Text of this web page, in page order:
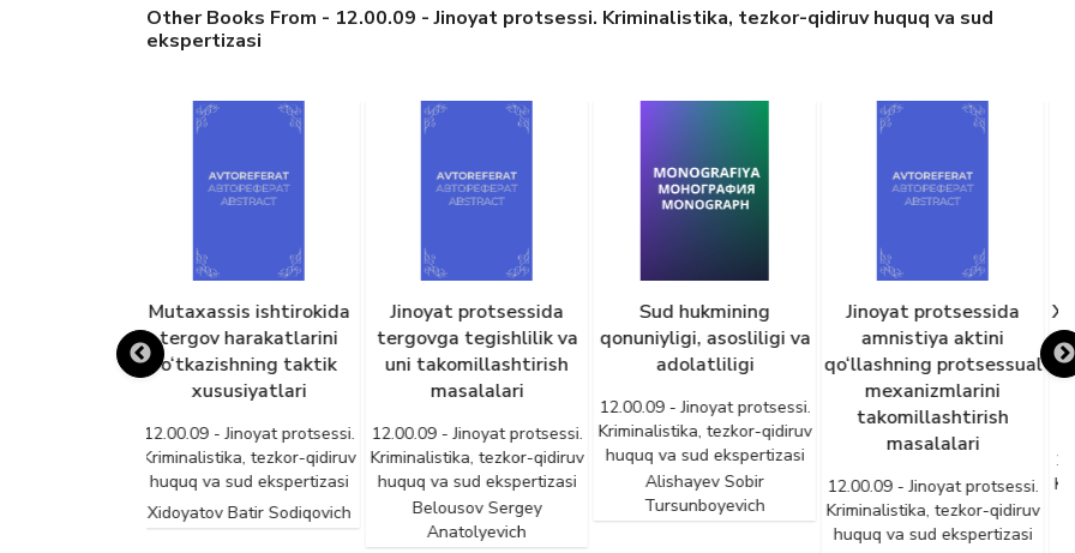
Other Books From - 12.00.09 - Jinoyat protsessi. Kriminalistika, tezkor-qidiruv huquq va sud
ekspertizasi
taktik
Jinoyat protsessida
tergovga tegishlilik va
uni takomillashtirish
masalalari
12.00.09 - Jinoyat protsessi.
Kriminalistika, tezkor-qidiruv
huquq va sud ekspertizasi
Belousov Sergey
Anatolyevich
Sud hukmining
qonuniyligi, asosliligi va
adolatliligi
Kriminalistika, tezkor-qidiruv
huquq va sud ekspertizasi
Alishayev Sobir
Tursunboyevich
Jinoyat protsessida
amnistiya aktini
qo‘llashning protsessual
takomillashtirish
masalalari
12.00.09 - Jinoyat protsessi.
Kriminalistika, tezkor-qidiruv
Xorijga chiqarilgan jinoiy
daromadlarni
O‘zbekistonga
qaytarishning
protsessual jihatlari
Kriminalistika, tezkor-qidiruv
huquq va sud ekspertizasi
Zokirov Botirjon